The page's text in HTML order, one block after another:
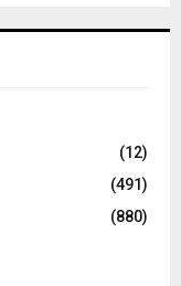
(12)
(491)
(880)